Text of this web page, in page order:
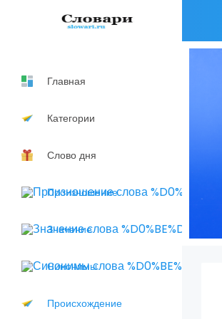
Главная
Категории
Слово дня
Произношение
Значение
Синонимы
Происхождение